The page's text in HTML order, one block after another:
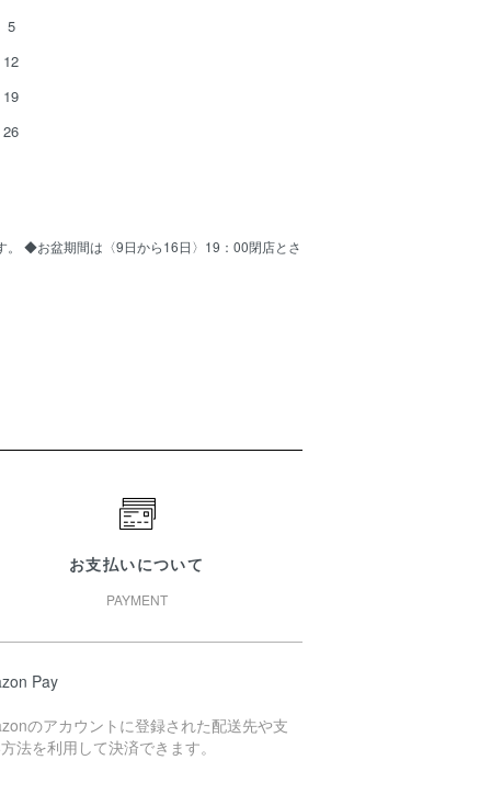
5
12
19
26
。 ◆お盆期間は〈9日から16日〉19：00閉店とさ
お支払いについて
PAYMENT
Pay
のアカウントに登録された配送先や支
法を利用して決済できます。